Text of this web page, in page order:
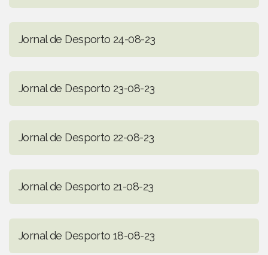
Jornal de Desporto 24-08-23
Jornal de Desporto 23-08-23
Jornal de Desporto 22-08-23
Jornal de Desporto 21-08-23
Jornal de Desporto 18-08-23